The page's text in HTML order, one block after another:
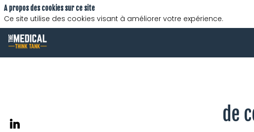
de
A propos des cookies sur ce site
Ce site utilise des cookies visant à améliorer votre expérience.